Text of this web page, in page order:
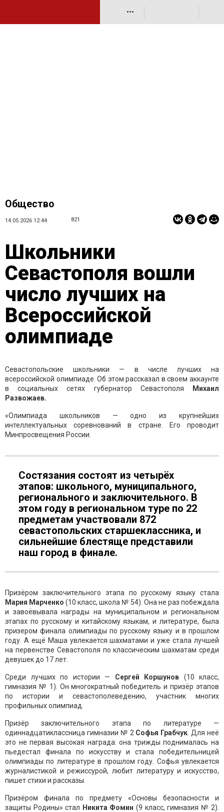
•••
Общество
14.05.2026 12:44 821
Школьники
Севастополя вошли
число лучших на
Всероссийской
олимпиаде
Севастопольские школьники — в числе лучших на
всероссийской олимпиаде. Об этом рассказал в своем аккаунте
в социальных сетях губернатор Севастополя
Михаил
Развожаев.
«Олимпиада школьников — одно из крупнейших
интеллектуальных соревнований в стране. Его проводит
Минпросвещения России.
Состязания состоят из четырёх
этапов: школьного, муниципального,
регионального и заключительного. В
этом году в региональном туре по 22
предметам участвовали 872
севастопольских старшеклассника, и
сильнейшие блестяще представили
наш город в финале.
Призёром заключительного этапа по русскому языку стала
Мария Марченко (10 класс, школа № 54). Она не раз побеждала
и завоёвывала награды на муниципальном и региональном
этапах по русскому и китайскому языкам, и литературе, была
призером финала олимпиады по русскому языку и в прошлом
году. А ещё Маша увлекается шахматами и уже стала лучшей
на первенстве Севастополя по классическим шахматам среди
девушек до 17 лет.
Среди лучших по истории — Сергей Коршунов (10 класс,
гимназия № 1). Он многократный победитель и призёр этапов
по истории и севастополеведению, участник многих
профильных олимпиад.
Призёр заключительного этапа по литературе —
одиннадцатиклассница гимназии № 2 Софья Грабчук . Для неё
это не первая высокая награда: она трижды поднималась на
пьедестал финала по искусству и стала победительницей
олимпиады по литературе в прошлом году. Софья увлекается
журналистикой и режиссурой, любит литературу и искусство,
пишет стихи и рассказы.
Призёром финала по предмету «Основы безопасности и
защиты Родины» стал Никита Фомин (9 класс, гимназия № 2).